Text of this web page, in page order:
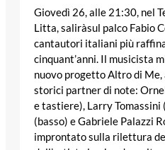
Giovedì 26, alle 21:30, nel
Litta, saliràsul palco Fabio
cantautori italiani più
cinquant’anni. Il musicista
nuovo progettoAltro di Me,
storici partner di note:
e tastiere), Larry Tomassini
(basso) eGabriele Palazzi
improntato sulla rilettura